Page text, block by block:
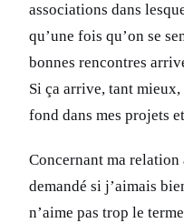
associations dans
qu’une fois qu’on se
bonnes rencontres
Si ça arrive, tant
fond dans mes projets
Concernant ma relation
demandé si j’aimais
n’aime pas trop le